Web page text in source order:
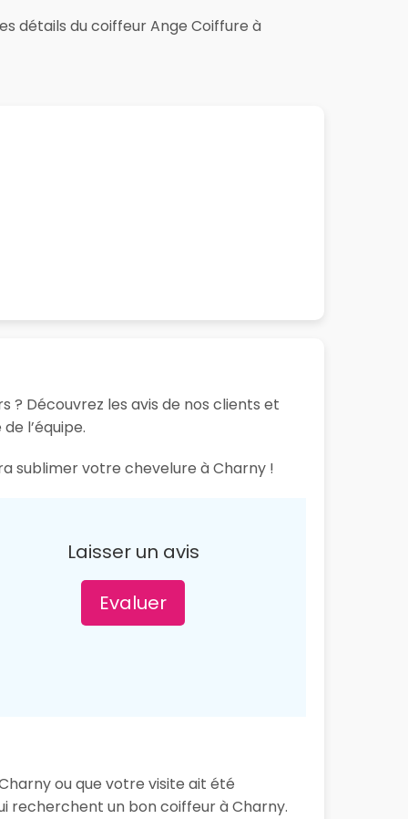
détails du coiffeur Ange Coiffure à
? Découvrez les avis de nos clients et
l’équipe.
sublimer votre chevelure à Charny !
Laisser un avis
Evaluer
ou que votre visite ait été
recherchent un bon coiffeur à Charny.